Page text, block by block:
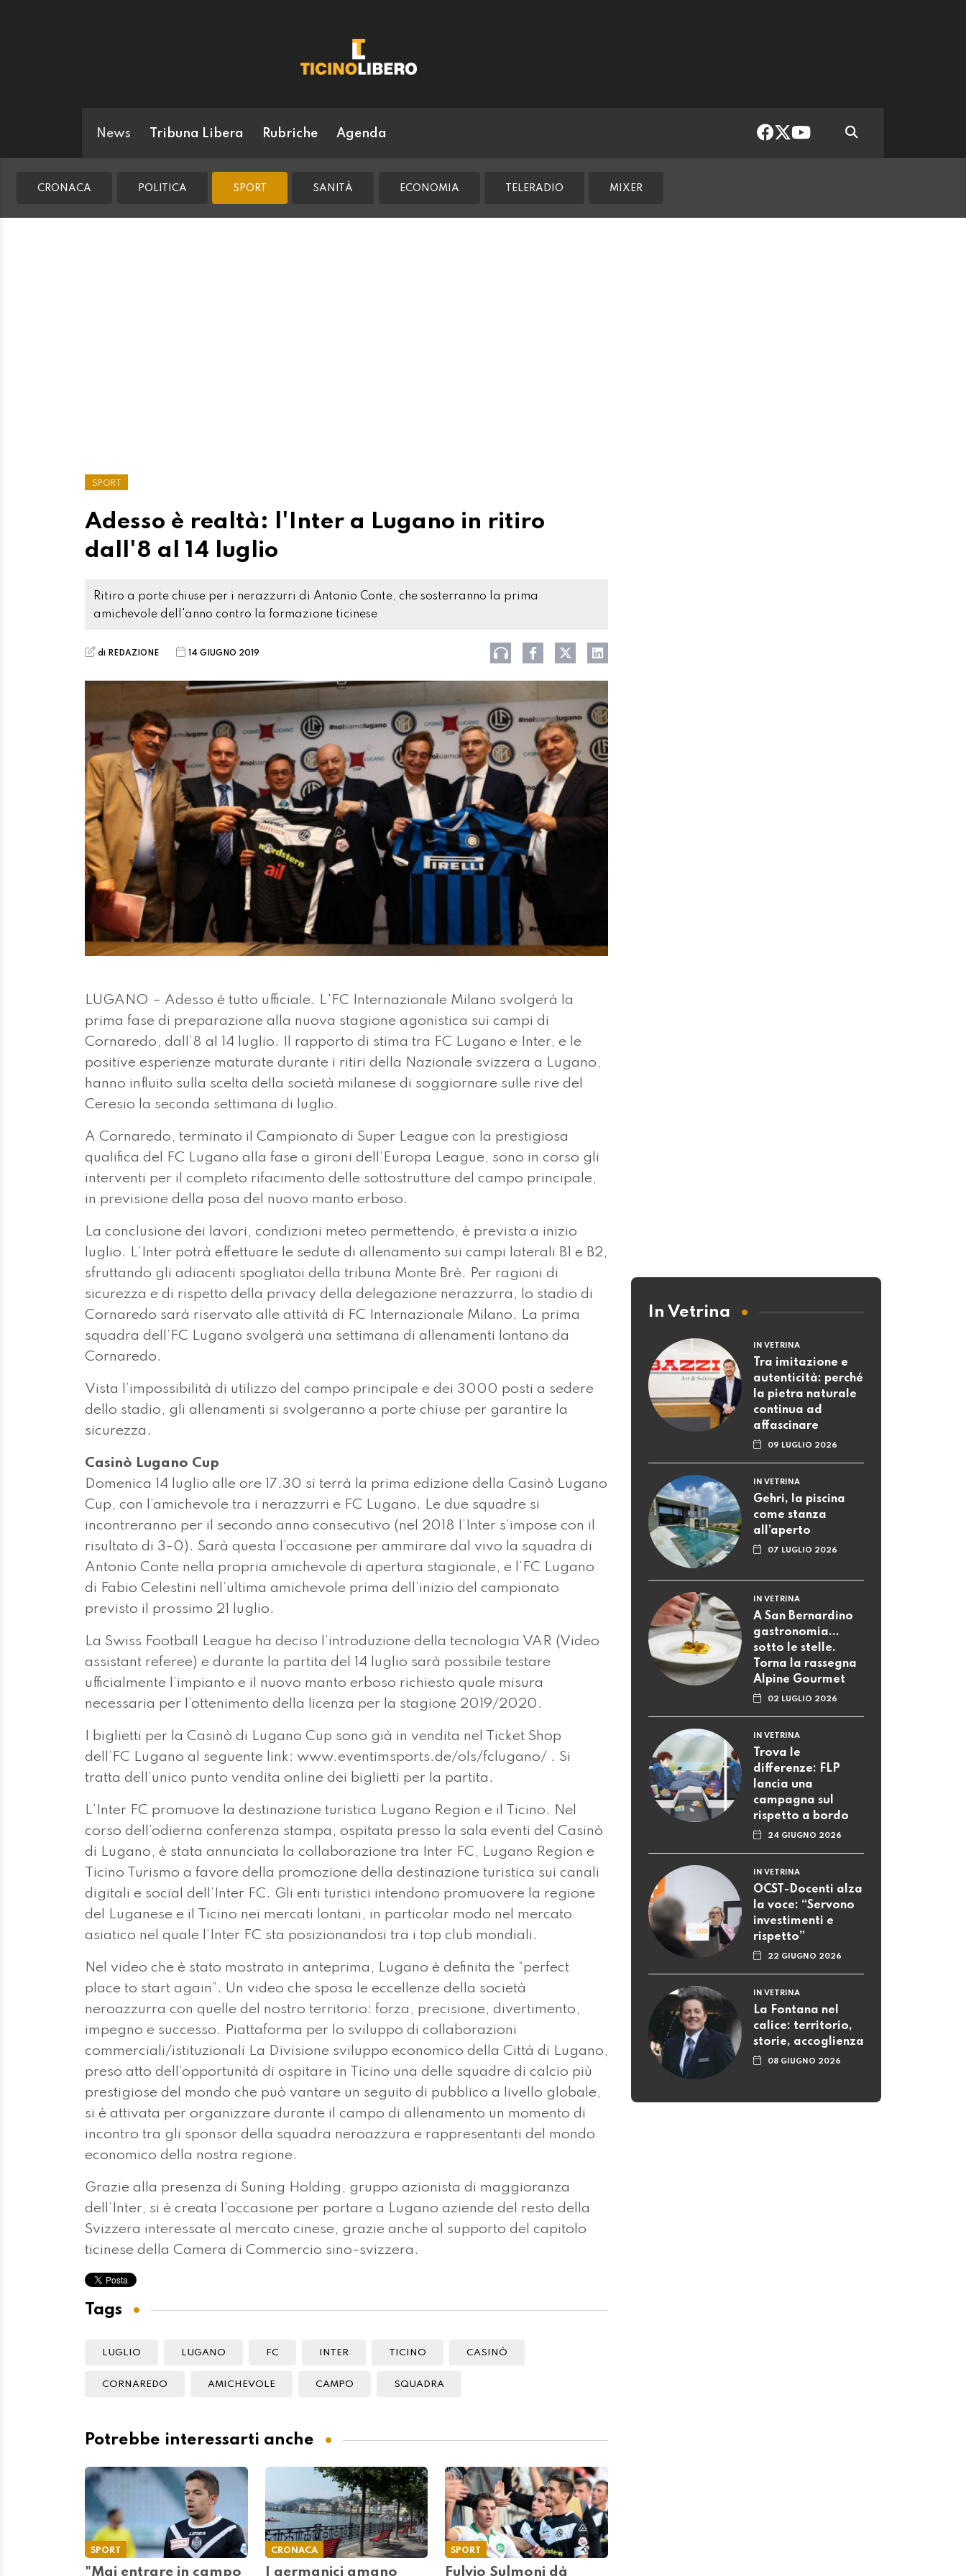
News Tribuna Libera Rubriche Agenda
CRONACA POLITICA SPORT SANITÀ ECONOMIA TELERADIO MIXER
SPORT
Adesso è realtà: l'Inter a Lugano in ritiro
dall'8 al 14 luglio
Ritiro a porte chiuse per i nerazzurri di Antonio Conte, che sosterranno la prima
amichevole dell'anno contro la formazione ticinese
di REDAZIONE 14 GIUGNO 2019
LUGANO – Adesso è tutto ufficiale. L'FC Internazionale Milano svolgerà la
prima fase di preparazione alla nuova stagione agonistica sui campi di
Cornaredo, dall’8 al 14 luglio. Il rapporto di stima tra FC Lugano e Inter, e le
positive esperienze maturate durante i ritiri della Nazionale svizzera a Lugano,
hanno influito sulla scelta della società milanese di soggiornare sulle rive del
Ceresio la seconda settimana di luglio.
A Cornaredo, terminato il Campionato di Super League con la prestigiosa
qualifica del FC Lugano alla fase a gironi dell’Europa League, sono in corso gli
interventi per il completo rifacimento delle sottostrutture del campo principale,
in previsione della posa del nuovo manto erboso.
La conclusione dei lavori, condizioni meteo permettendo, è prevista a inizio
luglio. L’Inter potrà effettuare le sedute di allenamento sui campi laterali B1 e B2,
sfruttando gli adiacenti spogliatoi della tribuna Monte Brè. Per ragioni di
sicurezza e di rispetto della privacy della delegazione nerazzurra, lo stadio di
Cornaredo sarà riservato alle attività di FC Internazionale Milano. La prima
squadra dell’FC Lugano svolgerà una settimana di allenamenti lontano da
Cornaredo.
Vista l’impossibilità di utilizzo del campo principale e dei 3000 posti a sedere
dello stadio, gli allenamenti si svolgeranno a porte chiuse per garantire la
sicurezza.
Casinò Lugano Cup
Domenica 14 luglio alle ore 17.30 si terrà la prima edizione della Casinò Lugano
Cup, con l’amichevole tra i nerazzurri e FC Lugano. Le due squadre si
incontreranno per il secondo anno consecutivo (nel 2018 l’Inter s’impose con il
risultato di 3-0). Sarà questa l’occasione per ammirare dal vivo la squadra di
Antonio Conte nella propria amichevole di apertura stagionale, e l’FC Lugano
di Fabio Celestini nell’ultima amichevole prima dell’inizio del campionato
previsto il prossimo 21 luglio.
La Swiss Football League ha deciso l’introduzione della tecnologia VAR (Video
assistant referee) e durante la partita del 14 luglio sarà possibile testare
ufficialmente l’impianto e il nuovo manto erboso richiesto quale misura
necessaria per l’ottenimento della licenza per la stagione 2019/2020.
I biglietti per la Casinò di Lugano Cup sono già in vendita nel Ticket Shop
dell’FC Lugano al seguente link: www.eventimsports.de/ols/fclugano/ . Si
tratta dell’unico punto vendita online dei biglietti per la partita.
L’Inter FC promuove la destinazione turistica Lugano Region e il Ticino. Nel
corso dell’odierna conferenza stampa, ospitata presso la sala eventi del Casinò
di Lugano, è stata annunciata la collaborazione tra Inter FC, Lugano Region e
Ticino Turismo a favore della promozione della destinazione turistica sui canali
digitali e social dell’Inter FC. Gli enti turistici intendono promuovere la regione
del Luganese e il Ticino nei mercati lontani, in particolar modo nel mercato
asiatico nel quale l’Inter FC sta posizionandosi tra i top club mondiali.
Nel video che è stato mostrato in anteprima, Lugano è definita the “perfect
place to start again”. Un video che sposa le eccellenze della società
neroazzurra con quelle del nostro territorio: forza, precisione, divertimento,
impegno e successo. Piattaforma per lo sviluppo di collaborazioni
commerciali/istituzionali La Divisione sviluppo economico della Città di Lugano,
preso atto dell’opportunità di ospitare in Ticino una delle squadre di calcio più
prestigiose del mondo che può vantare un seguito di pubblico a livello globale,
si è attivata per organizzare durante il campo di allenamento un momento di
incontro tra gli sponsor della squadra neroazzura e rappresentanti del mondo
economico della nostra regione.
Grazie alla presenza di Suning Holding, gruppo azionista di maggioranza
dell’Inter, si è creata l’occasione per portare a Lugano aziende del resto della
Svizzera interessate al mercato cinese, grazie anche al supporto del capitolo
ticinese della Camera di Commercio sino-svizzera.
Tags
LUGLIO LUGANO FC INTER TICINO CASINÒ
CORNAREDO AMICHEVOLE CAMPO SQUADRA
Potrebbe interessarti anche
SPORT
"Mai entrare in campo
CRONACA
I germanici amano
SPORT
Fulvio Sulmoni dà
In Vetrina
IN VETRINA
Tra imitazione e
autenticità: perché
la pietra naturale
continua ad
affascinare
09 LUGLIO 2026
IN VETRINA
Gehri, la piscina
come stanza
all’aperto
07 LUGLIO 2026
IN VETRINA
A San Bernardino
gastronomia...
sotto le stelle.
Torna la rassegna
Alpine Gourmet
02 LUGLIO 2026
IN VETRINA
Trova le
differenze: FLP
lancia una
campagna sul
rispetto a bordo
24 GIUGNO 2026
IN VETRINA
OCST-Docenti alza
la voce: “Servono
investimenti e
rispetto”
22 GIUGNO 2026
IN VETRINA
La Fontana nel
calice: territorio,
storie, accoglienza
08 GIUGNO 2026